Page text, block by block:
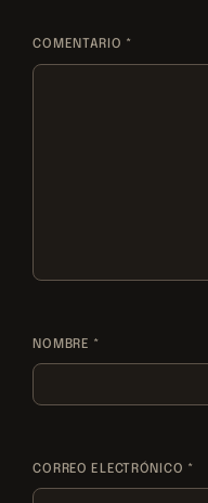
COMENTARIO *
NOMBRE *
CORREO ELECTRÓNICO *